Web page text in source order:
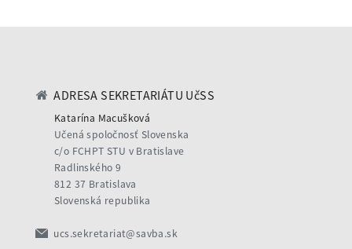
ADRESA SEKRETARIÁTU UčSS
Katarína Macušková
Učená spoločnosť Slovenska
c/o FCHPT STU v Bratislave
Radlinského 9
812 37 Bratislava
Slovenská republika
ucs.sekretariat@savba.sk